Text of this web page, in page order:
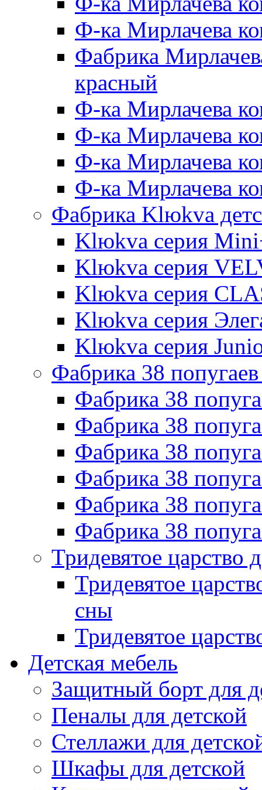
Ф-ка Мирлачева
Фабрика
красный
Ф-ка Мирлачева
Ф-ка Мирлачева
Ф-ка Мирлачева
Ф-ка Мирлачева
Фабрика Klюkva
Klюkva серия
Klюkva серия
Klюkva серия
Klюkva серия
Klюkva серия
Фабрика 38
Фабрика 38
Фабрика 38
Фабрика 38
Фабрика 38
Фабрика 38
Фабрика 38
Тридевятое царство
Тридевятое
сны
Тридевятое
Детская мебель
Защитный борт для
Пеналы для детской
Стеллажи для
Шкафы для детской